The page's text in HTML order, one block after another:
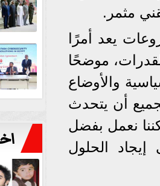
مثمر.
يعد أمرًا
موضحًا
والأوضاع
أن يتحدث
نعمل بفضل
الحلول
|...